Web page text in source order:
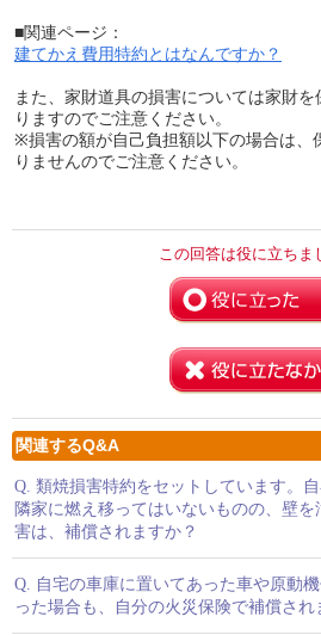
■関連ページ：
建てかえ費用特約とはなんですか？
また、家財道具の損害については家財
りますのでご注意ください。
※損害の額が自己負担額以下の場合は、
りませんのでご注意ください。
この回答は役に立ちま
関連するQ&A
Q. 類焼損害特約をセットしています。自
隣家に燃え移ってはいないものの、壁
害は、補償されますか？
Q. 自宅の車庫に置いてあった車や原動
った場合も、自分の火災保険で補償され